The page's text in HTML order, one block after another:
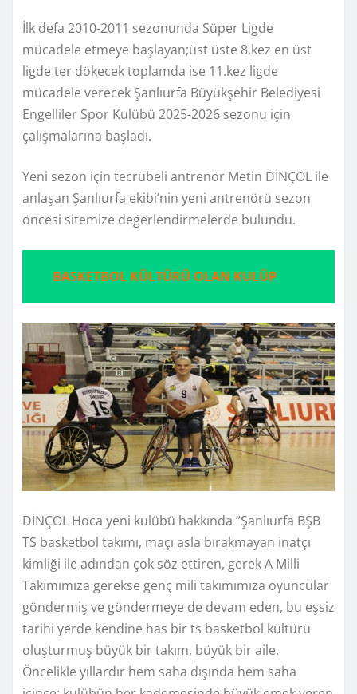
İlk defa 2010-2011 sezonunda Süper Ligde
mücadele etmeye başlayan;üst üste 8.kez en üst
ligde ter dökecek toplamda ise 11.kez ligde
mücadele verecek Şanlıurfa Büyükşehir Belediyesi
Engelliler Spor Kulübü 2025-2026 sezonu için
çalışmalarına başladı.
Yeni sezon için tecrübeli antrenör Metin DİNÇOL ile
anlaşan Şanlıurfa ekibi’nin yeni antrenörü sezon
öncesi sitemize değerlendirmelerde bulundu.
BASKETBOL KÜLTÜRÜ OLAN KULÜP
DİNÇOL Hoca yeni kulübü hakkında ”Şanlıurfa BŞB
TS basketbol takımı, maçı asla bırakmayan inatçı
kimliği ile adından çok söz ettiren, gerek A Milli
Takımımıza gerekse genç mili takımımıza oyuncular
göndermiş ve göndermeye de devam eden, bu eşsiz
tarihi yerde kendine has bir ts basketbol kültürü
oluşturmuş büyük bir takım, büyük bir aile.
Öncelikle yıllardır hem saha dışında hem saha